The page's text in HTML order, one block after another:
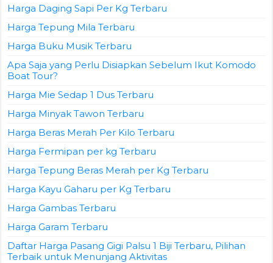
Harga Daging Sapi Per Kg Terbaru
Harga Tepung Mila Terbaru
Harga Buku Musik Terbaru
Apa Saja yang Perlu Disiapkan Sebelum Ikut Komodo
Boat Tour?
Harga Mie Sedap 1 Dus Terbaru
Harga Minyak Tawon Terbaru
Harga Beras Merah Per Kilo Terbaru
Harga Fermipan per kg Terbaru
Harga Tepung Beras Merah per Kg Terbaru
Harga Kayu Gaharu per Kg Terbaru
Harga Gambas Terbaru
Harga Garam Terbaru
Daftar Harga Pasang Gigi Palsu 1 Biji Terbaru, Pilihan
Terbaik untuk Menunjang Aktivitas